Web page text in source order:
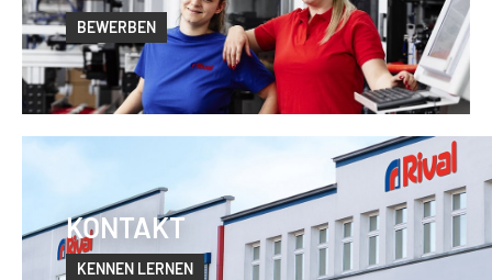
BEWERBEN
KONTAKT
KENNEN LERNEN